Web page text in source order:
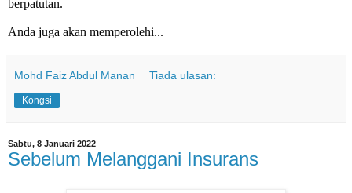
berpatutan.
Anda juga akan memperolehi...
Mohd Faiz Abdul Manan Tiada ulasan:
Kongsi
Sabtu, 8 Januari 2022
Sebelum Melanggani Insurans